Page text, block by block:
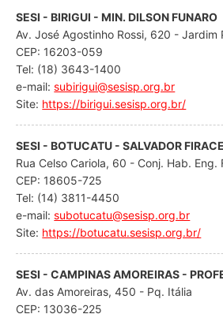
SESI - BIRIGUI - MIN. DILSON FUNARO
Av. José Agostinho Rossi, 620 - Jardim
CEP: 16203-059
Tel: (18) 3643-1400
e-mail:subirigui@sesisp.org.br
Site: https://birigui.sesisp.org.br/
SESI - BOTUCATU - SALVADOR FIRACE
Rua Celso Cariola, 60 - Conj. Hab.
CEP: 18605-725
Tel: (14) 3811-4450
e-mail:subotucatu@sesisp.org.br
Site: https://botucatu.sesisp.org.br/
SESI - CAMPINAS AMOREIRAS -
Av. das Amoreiras, 450 - Pq. Itália
CEP: 13036-225